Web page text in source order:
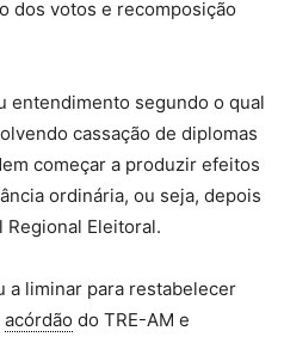
dos votos e recomposição
entendimento segundo o qual
cassação de diplomas
começar a produzir efeitos
ordinária, ou seja, depois
Eleitoral.
a liminar para restabelecer
acórdão do TRE-AM e